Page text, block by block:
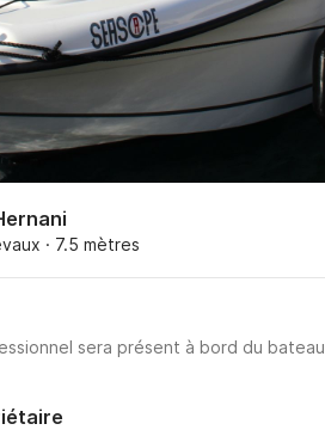
· 7.5 mètres
sera présent à bord du bateau